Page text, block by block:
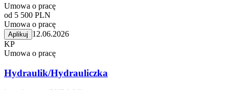
Umowa o pracę
od 5 500 PLN
Umowa o pracę
Aplikuj
12.06.2026
KP
Umowa o pracę
Hydraulik/Hydrauliczka